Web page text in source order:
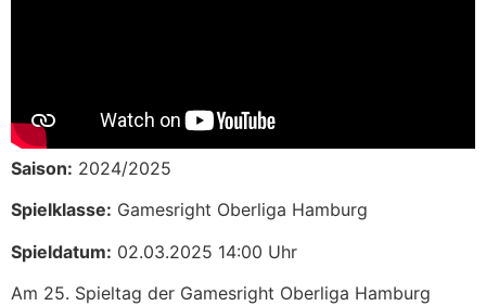
Saison: 2024/2025
Spielklasse: Gamesright Oberliga Hamburg
Spieldatum: 02.03.2025 14:00 Uhr
Am 25. Spieltag der Gamesright Oberliga Hamburg